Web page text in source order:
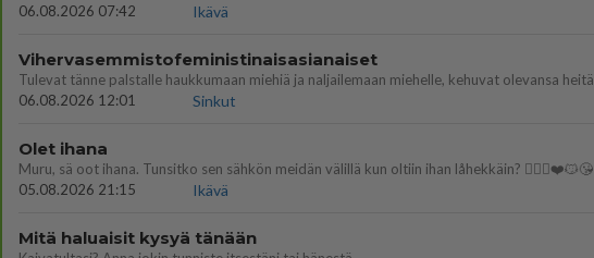
06.08.2026 07:42
Ikävä
Vihervasemmistofeministinaisasianaiset
06.08.2026 12:01
Sinkut
Olet ihana
Muru, sä oot ihana. Tunsitko sen sähkön meidän välillä kun oltiin ihan låhekkäin? 👩‍❤️‍👩❤️😼😘
05.08.2026 21:15
Ikävä
Mitä haluaisit kysyä tänään